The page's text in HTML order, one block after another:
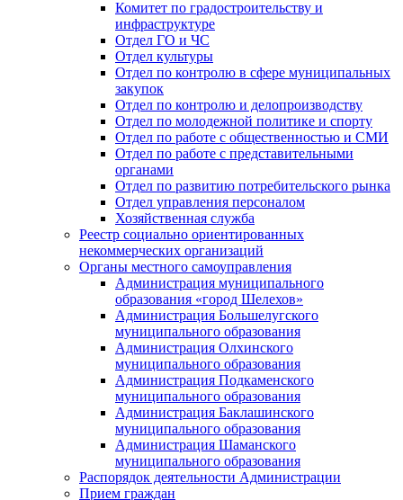
Комитет по градостроительству и
инфраструктуре
Отдел ГО и ЧС
Отдел культуры
Отдел по контролю в сфере муниципальных
закупок
Отдел по контролю и делопроизводству
Отдел по молодежной политике и спорту
Отдел по работе с общественностью и СМИ
Отдел по работе с представительными
органами
Отдел по развитию потребительского рынка
Отдел управления персоналом
Хозяйственная служба
Реестр социально ориентированных
некоммерческих организаций
Органы местного самоуправления
Администрация муниципального
образования «город Шелехов»
Администрация Большелугского
муниципального образования
Администрация Олхинского
муниципального образования
Администрация Подкаменского
муниципального образования
Администрация Баклашинского
муниципального образования
Администрация Шаманского
муниципального образования
Распорядок деятельности Администрации
Прием граждан